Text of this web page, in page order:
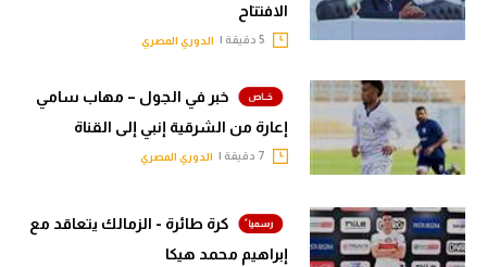
الافتتاح
الدوري المصري
خبر في الجول – مهاب سامي
إعارة من الشرقية إنبي إلى القناة
الدوري المصري
كرة طائرة - الزمالك يتعاقد مع
إبراهيم محمد هيكا